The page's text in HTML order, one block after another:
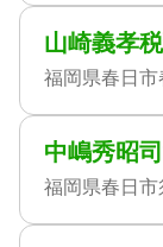
山崎義孝
福岡県春日市
中嶋秀昭
福岡県春日